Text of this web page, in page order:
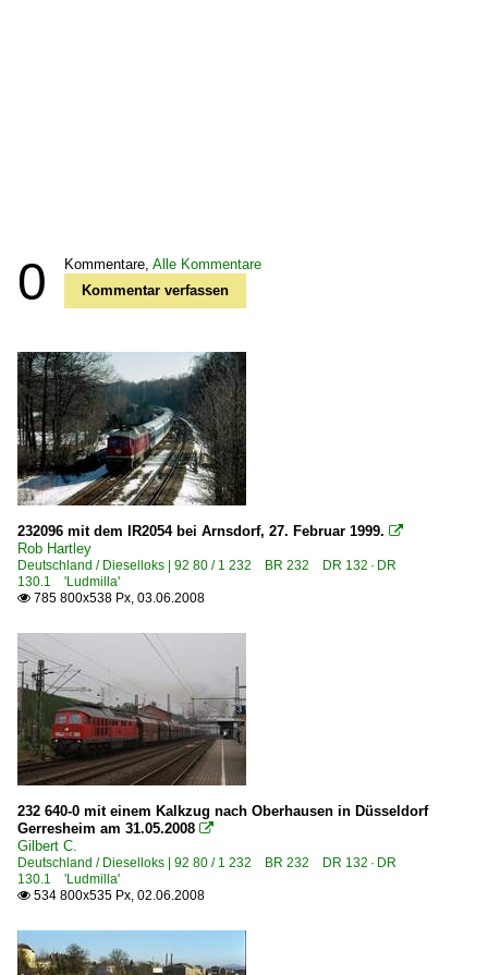
0 Kommentare, Alle Kommentare
Kommentar verfassen
232096 mit dem IR2054 bei Arnsdorf, 27. Februar 1999. 
Rob Hartley
Deutschland / Dieselloks | 92 80 / 1 232 BR 232 DR 132 · DR
130.1 'Ludmilla'
 785 800x538 Px, 03.06.2008
232 640-0 mit einem Kalkzug nach Oberhausen in Düsseldorf
Gerresheim am 31.05.2008 
Gilbert C.
Deutschland / Dieselloks | 92 80 / 1 232 BR 232 DR 132 · DR
130.1 'Ludmilla'
 534 800x535 Px, 02.06.2008